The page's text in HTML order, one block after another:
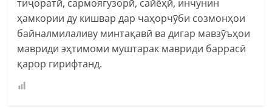
тиҷоратӣ, сармоягузорӣ, сайёҳӣ, инчунин
ҳамкории ду кишвар дар чаҳорчӯби созмонҳои
байналмилаливу минтақавӣ ва дигар мавзӯъҳои
мавриди эҳтимоми муштарак мавриди баррасӣ
қарор гирифтанд.